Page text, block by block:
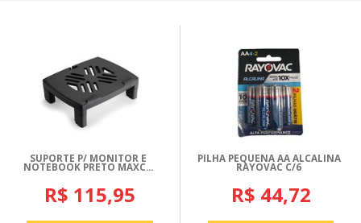
SUPORTE P/ MONITOR E
NOTEBOOK PRETO MAXC...
R$ 115,95
PILHA PEQUENA AA ALCALINA
RAYOVAC C/6
R$ 44,72